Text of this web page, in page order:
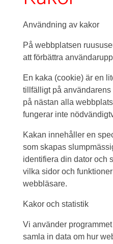
Användning av kakor
På webbplatsen
att förbättra
En kaka (cookie) är en
tillfälligt på
på nästan alla
fungerar inte
Kakan innehåller en
som skapas
identifiera din dator och
vilka sidor och
webbläsare.
Kakor och statistik
Vi använder programmet
samla in data om hur